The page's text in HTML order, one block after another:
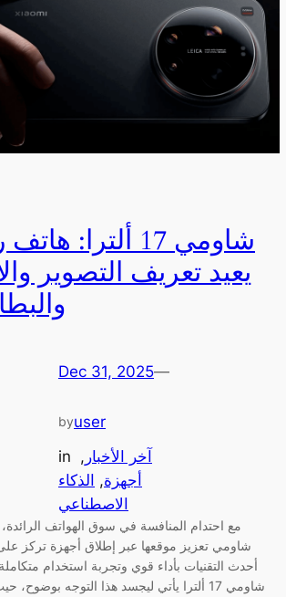
شاومي 17 ألترا:
يعيد تعريف التصوير
Dec 31, 2025—
byuser
in
آخر الأخبار ,
أجهزة, الذكاء
الاصطناعي
مع احتدام المنافسة في سوق الهواتف
شاومي تعزيز موقعها عبر إطلاق أجهزة تركز
أحدث التقنيات بأداء قوي وتجربة استخدام
شاومي 17 ألترا يأتي ليجسد هذا التوجه بوضوح،